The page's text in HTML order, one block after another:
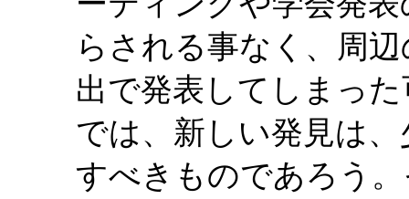
らされる事なく、周
出で発表してしまっ
では、新しい発見は
すべきものであろう